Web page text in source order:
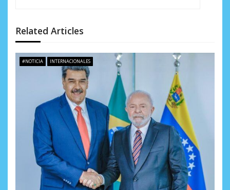
d
e
e
Related Articles
#NOTICIA INTERNACIONALES